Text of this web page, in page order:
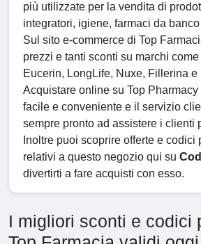
più utilizzate per la vendita di
integratori, igiene, farmaci da
Sul sito e-commerce di Top
prezzi e tanti sconti su marchi
Eucerin, LongLife, Nuxe, Fillerina e
Acquistare online su Top
facile e conveniente e il servizio
sempre pronto ad assistere i clienti
Inoltre puoi scoprire offerte e codici
relativi a questo negozio qui su
divertirti a fare acquisti con esso.
I migliori sconti e codici